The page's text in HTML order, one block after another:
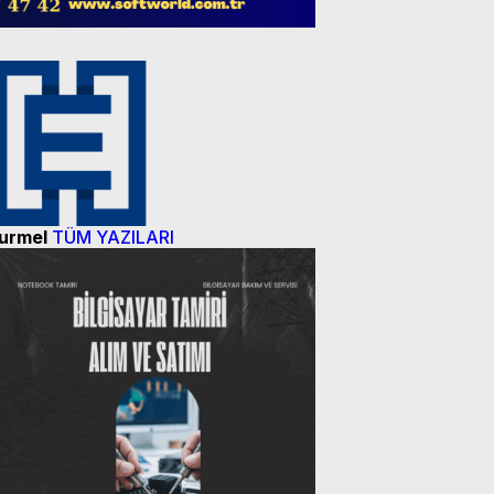
TÜM YAZILARI